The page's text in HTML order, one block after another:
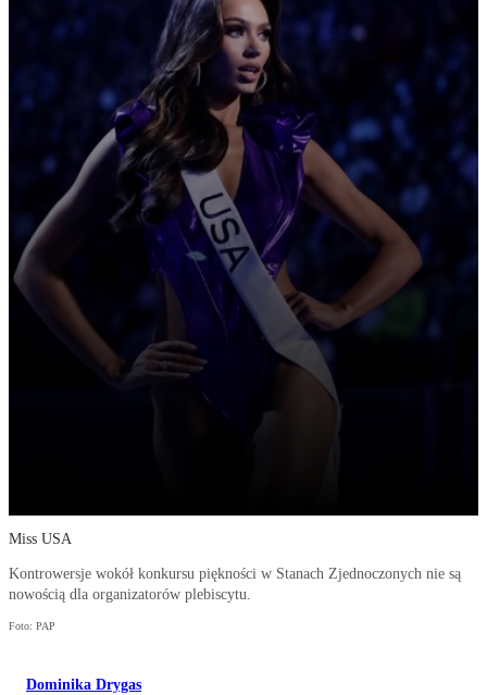
Miss USA
Kontrowersje wokół konkursu piękności w Stanach Zjednoczonych nie są
nowością dla organizatorów plebiscytu.
Foto: PAP
Dominika Drygas